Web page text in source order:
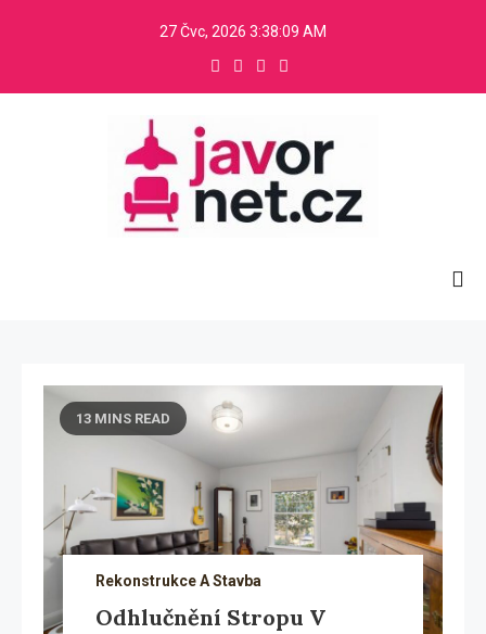
27 Čvc, 2026 3:38:09 AM
13 MINS READ
Rekonstrukce A Stavba
Odhlučnění Stropu V